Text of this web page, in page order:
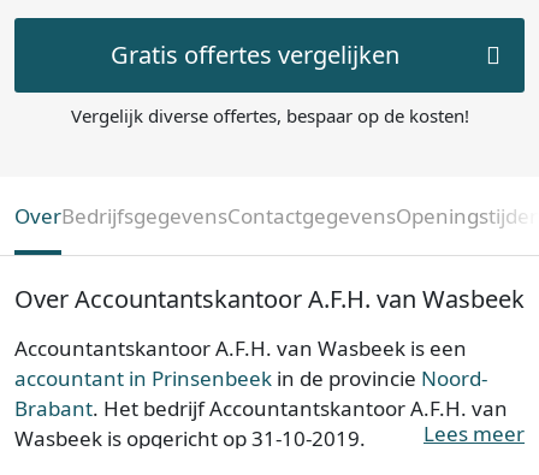
Gratis offertes vergelijken
Vergelijk diverse offertes, bespaar op de kosten!
OverBedrijfsgegevensContactgegevens
Over Accountantskantoor A.F.H. van Wasbeek
Accountantskantoor A.F.H. van Wasbeek is een
accountant in Prinsenbeek in de provincie Noord-
Brabant. Het bedrijf Accountantskantoor A.F.H. van
Wasbeek is opgericht op 31-10-2019.
Lees meer